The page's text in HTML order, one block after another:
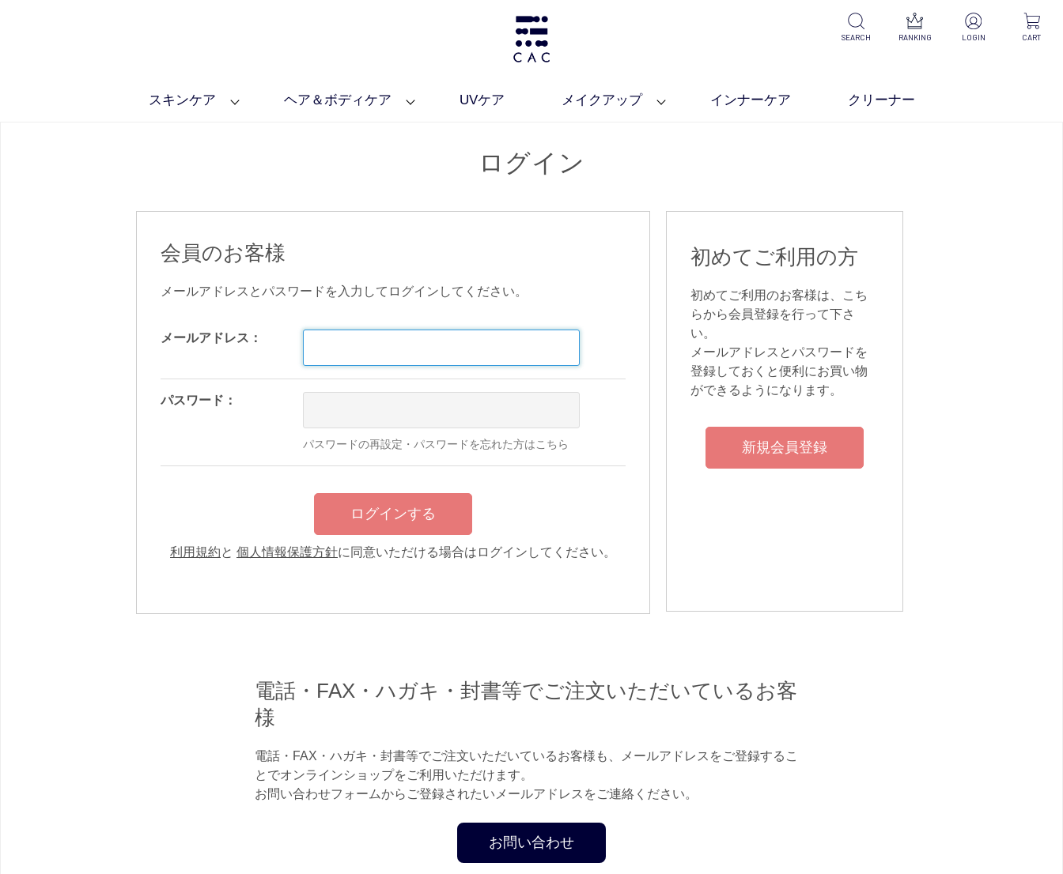
スキンケア ヘア＆ボディケア UVケア メイクアップ インナーケア クリーナー
SEARCH RANKING LOGIN CART
ログイン
会員のお客様
メールアドレスとパスワードを入力してログインしてください。
メールアドレス：
パスワード：
パスワードの再設定・パスワードを忘れた方はこちら
利用規約と 個人情報保護方針に同意いただける場合はログインしてください。
初めてご利用の方
初めてご利用のお客様は、こち
らから会員登録を行って下さ
い。
メールアドレスとパスワードを
登録しておくと便利にお買い物
ができるようになります。
電話・FAX・ハガキ・封書等でご注文いただいているお客
様
電話・FAX・ハガキ・封書等でご注文いただいているお客様も、メールアドレスをご登録するこ
とでオンラインショップをご利用いただけます。
お問い合わせフォームからご登録されたいメールアドレスをご連絡ください。
お問い合わせ